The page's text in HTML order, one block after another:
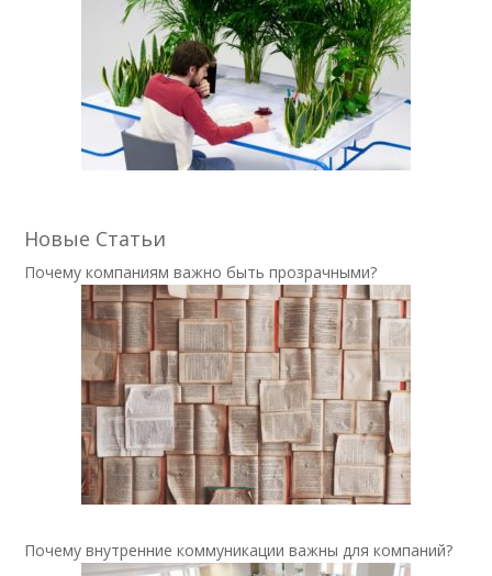
Новые Статьи
Почему компаниям важно быть прозрачными?
Почему внутренние коммуникации важны для компаний?